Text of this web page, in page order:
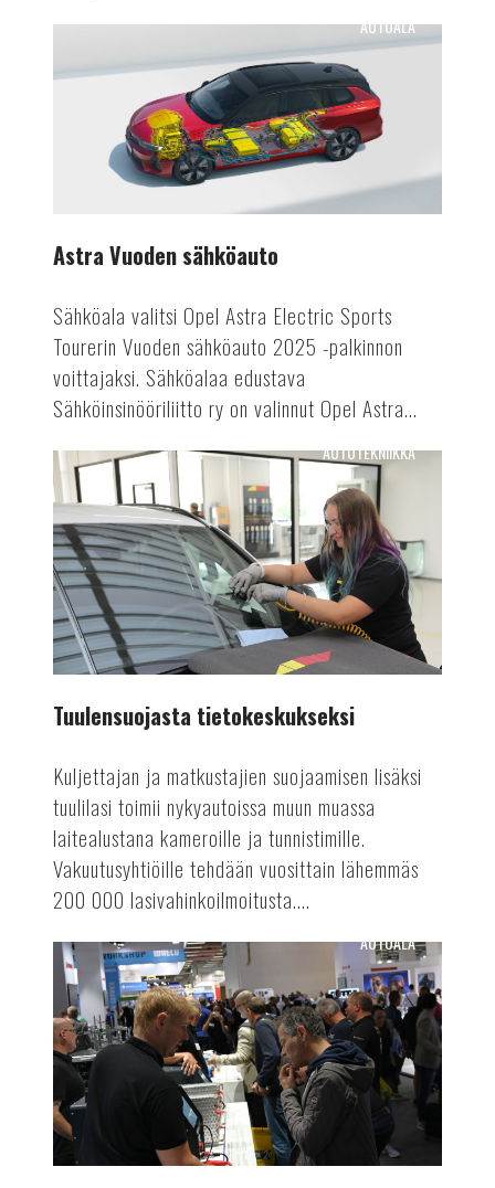
Vuoden
AUTOALA
Astra Vuoden sähköauto
Sähköala valitsi Opel Astra Electric Sports
Tourerin Vuoden sähköauto 2025 -palkinnon
voittajaksi. Sähköalaa edustava
Sähköinsinööriliitto ry on valinnut Opel Astra...
Tuulensuojasta
tietokeskukseksi
AUTOTEKNIIKKA
Tuulensuojasta tietokeskukseksi
Kuljettajan ja matkustajien suojaamisen lisäksi
tuulilasi toimii nykyautoissa muun muassa
laitealustana kameroille ja tunnistimille.
Vakuutusyhtiöille tehdään vuosittain lähemmäs
200 000 lasivahinkoilmoitusta....
Suomen
Autolehti
4/24
ilmestyy!
AUTOALA